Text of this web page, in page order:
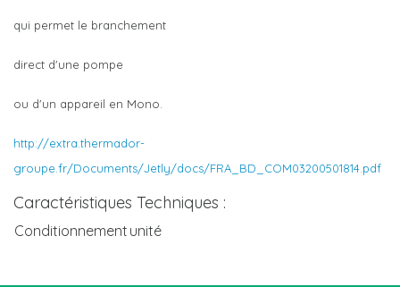
qui permet le branchement
direct d'une pompe
ou d'un appareil en Mono.
http://extra.thermador-
groupe.fr/Documents/Jetly/docs/FRA_BD_COM03200501814.pdf
Caractéristiques Techniques :
Conditionnement unité